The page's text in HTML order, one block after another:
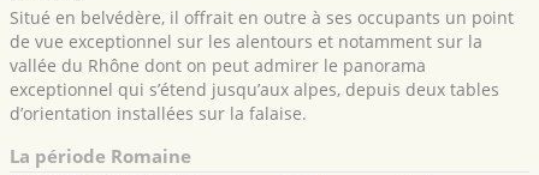
Situé en belvédère, il offrait en outre à ses occupants un point
de vue exceptionnel sur les alentours et notamment sur la
vallée du Rhône dont on peut admirer le panorama
exceptionnel qui s’étend jusqu’aux alpes, depuis deux tables
d’orientation installées sur la falaise.
La période Romaine